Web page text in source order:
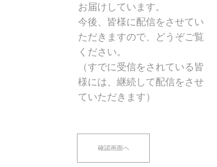
お届けしています。
今後、皆様に配信をさせてい
ただきますので、どうぞご覧
ください。
（すでに受信をされている皆
様には、継続して配信をさせ
ていただきます）